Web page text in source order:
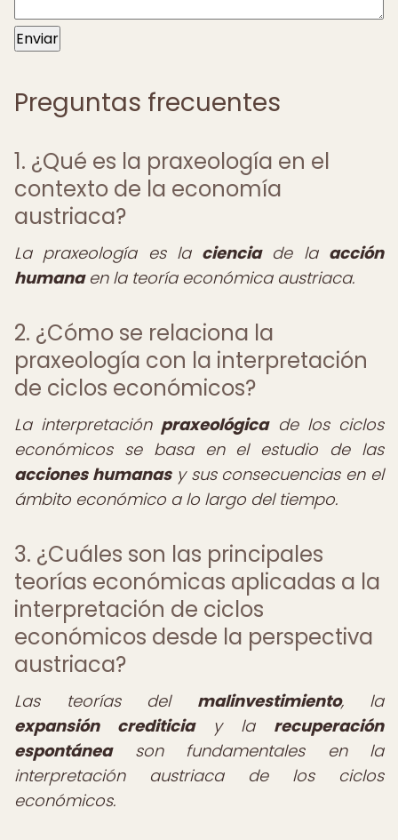
Enviar
Preguntas frecuentes
1. ¿Qué es la praxeología en el
contexto de la economía
austriaca?
La praxeología es la cienciade la acción
humanaen la teoría económica austriaca.
2. ¿Cómo se relaciona la
praxeología con la interpretación
de ciclos económicos?
La interpretación praxeológicade los ciclos
económicos se basa en el estudio de las
acciones humanasy sus consecuencias en el
ámbito económico a lo largo del tiempo.
3. ¿Cuáles son las principales
teorías económicas aplicadas a la
interpretación de ciclos
económicos desde la perspectiva
austriaca?
Las teorías del malinvestimiento, la
expansión crediticiay la recuperación
espontáneason fundamentales en la
interpretación austriaca de los ciclos
económicos.